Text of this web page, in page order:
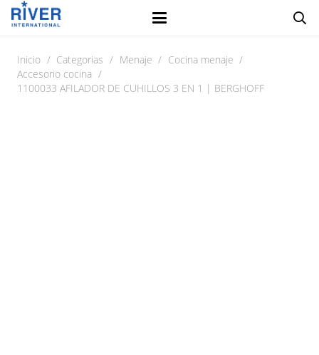
Inicio / Categorias / Menaje / Cocina menaje /
Accesorio cocina /
1100033 AFILADOR DE CUHILLOS 3 EN 1 | BERGHOFF